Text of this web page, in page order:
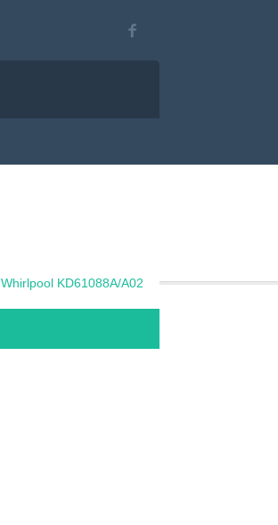
Whirlpool KD61088A/A02